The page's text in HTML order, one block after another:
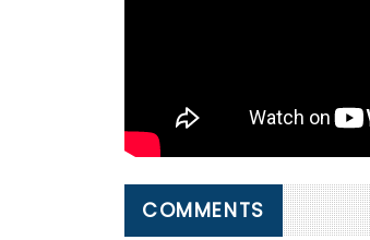
COMMENTS